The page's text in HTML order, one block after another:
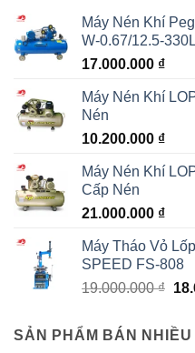
Máy Nén Khí
W-0.67/12.5-330L
17.000.000 ₫
Máy Nén Khí
Nén
10.200.000 ₫
Máy Nén Khí
Cấp Nén
21.000.000 ₫
Máy Tháo Vỏ
SPEED FS-808
19.000.000₫ Giá
là:
SẢN PHẨM BÁN NHIỀU